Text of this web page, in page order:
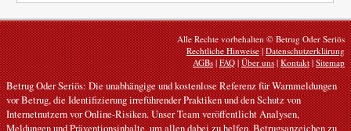
Alle Rechte vorbehalten © Betrug Oder Seriös
Rechtliche Hinweise|Datenschutzerklärung
AGBs|FAQ|Über uns|Kontakt|Sitemap
Betrug Oder Seriös: Die unabhängige und kostenlose Referenz für Warnmeldungen
vor Betrug, die Identifizierung irreführender Praktiken und den Schutz von
Internetnutzern vor Online-Risiken. Unser Team veröffentlicht Analysen,
Meldungen und Präventionsinhalte, um allen dabei zu helfen, Betrugsanzeichen zu